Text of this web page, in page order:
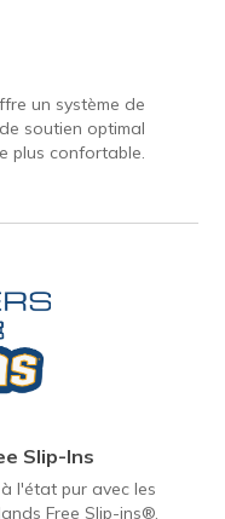
un système de
soutien optimal
plus confortable.
Slip-Ins
l'état pur avec les
Free Slip-ins®.